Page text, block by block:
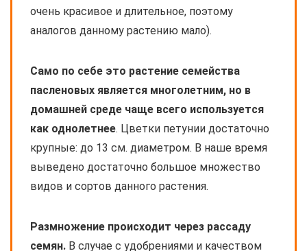
очень красивое и длительное, поэтому
аналогов данному растению мало).
Само по себе это растение семейства
пасленовых является многолетним, но в
домашней среде чаще всего используется
как однолетнее. Цветки петунии достаточно
крупные: до 13 см. диаметром. В наше время
выведено достаточно большое множество
видов и сортов данного растения.
Размножение происходит через рассаду
семян. В случае с удобрениями и качеством